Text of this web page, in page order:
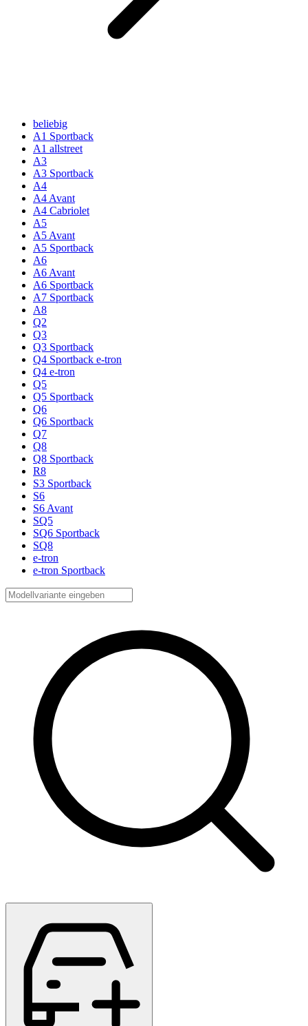
beliebig
A1 Sportback
A1 allstreet
A3
A3 Sportback
A4
A4 Avant
A4 Cabriolet
A5
A5 Avant
A5 Sportback
A6
A6 Avant
A6 Sportback
A7 Sportback
A8
Q2
Q3
Q3 Sportback
Q4 Sportback e-tron
Q4 e-tron
Q5
Q5 Sportback
Q6
Q6 Sportback
Q7
Q8
Q8 Sportback
R8
S3 Sportback
S6
S6 Avant
SQ5
SQ6 Sportback
SQ8
e-tron
e-tron Sportback